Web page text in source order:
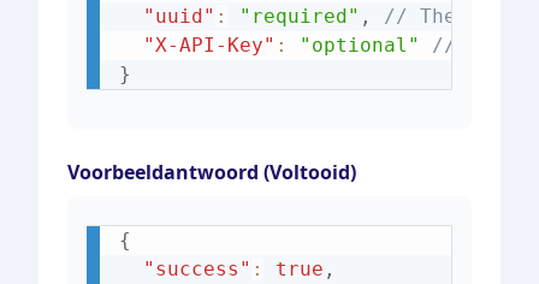
"uuid" : "required" ,
// The UUID
"X-API-Key" : "optional"
// API
}
Voorbeeldantwoord (Voltooid)
{
"success" : true ,